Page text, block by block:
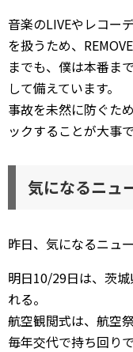
音楽のLIVEやレコー
を扱うため、
までも、僕は本番ま
して備えています。
事故を未然に防ぐた
ックすることが大事で
気になるニュ
昨日、気になるニュ
明日10/29日は、茨
れる。
航空観閲式は、航空
毎年交代で持ち回り